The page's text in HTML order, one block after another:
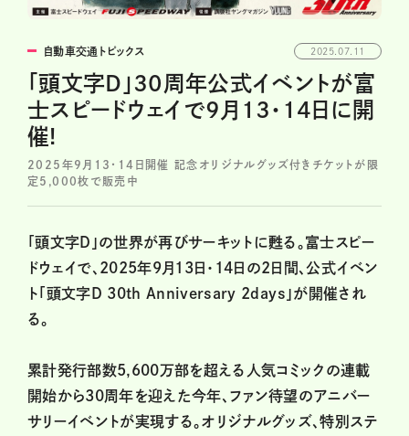
自動車交通トピックス 2025.07.11
「頭文字D」30周年公式イベントが富
士スピードウェイで9月13・14日に開
催!
2025年9月13・14日開催 記念オリジナルグッズ付きチケットが限
定5,000枚で販売中
「頭文字D」の世界が再びサーキットに甦る。富士スピー
ドウェイで、2025年9月13日・14日の2日間、公式イベン
ト「頭文字D 30th Anniversary 2days」が開催され
る。
累計発行部数5,600万部を超える人気コミックの連載
開始から30周年を迎えた今年、ファン待望のアニバー
サリーイベントが実現する。オリジナルグッズ、特別ステ